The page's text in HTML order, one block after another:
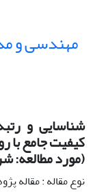
مهندسی و
شناسایی و
کیفیت جامع با
(مورد مطالعه:
نوع مقاله : مقاله